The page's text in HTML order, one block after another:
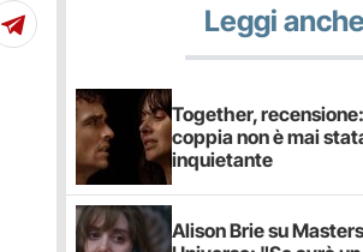
Leggi anche
Together,
coppia non è mai
inquietante
Alison Brie su